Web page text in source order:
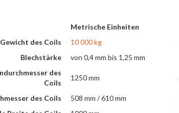
Metrische Einheiten
des Coils
10 000 kg
Blechstärke
von 0,4 mm bis 1,25 mm
des
Coils
1250 mm
des Coils 508 mm / 610 mm